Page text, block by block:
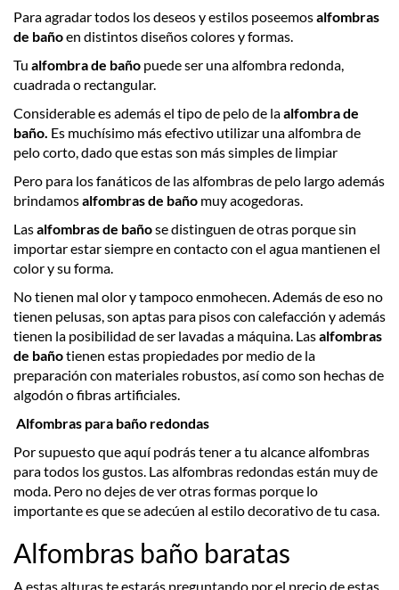
Para agradar todos los deseos y estilos poseemosalfombras
de bañoen distintos diseños colores y formas.
Tu alfombra de baño puede ser una alfombra redonda,
cuadrada o rectangular.
Considerable es además el tipo de pelo de laalfombra de
baño. Es muchísimo más efectivo utilizar una alfombra de
pelo corto, dado que estas son más simples de limpiar
Pero para los fanáticos de las alfombras de pelo largo además
brindamosalfombras de baño muy acogedoras.
Lasalfombras de bañose distinguen de otras porque sin
importar estar siempre en contacto con el agua mantienen el
color y su forma.
No tienen mal olor y tampoco enmohecen. Además de eso no
tienen pelusas, son aptas para pisos con calefacción y además
tienen la posibilidad de ser lavadas a máquina. Lasalfombras
de bañotienen estas propiedades por medio de la
preparación con materiales robustos, así como son hechas de
algodón o fibras artificiales.
Alfombras para baño redondas
Por supuesto que aquí podrás tener a tu alcance alfombras
para todos los gustos. Las alfombras redondas están muy de
moda. Pero no dejes de ver otras formas porque lo
importante es que se adecúen al estilo decorativo de tu casa.
Alfombras baño baratas
A estas alturas te estarás preguntando por el precio de estas